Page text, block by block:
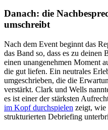
Danach: die
umschreibt
Nach dem Event beginnt das
das Band so, dass es zu
einen unangenehmen Moment
die gut liefen. Ein neutrales
umgeschrieben, die die
verstärkt. Clark und Wells
es ist einer der stärksten
im Kopf durchspielen zeigt, wie
strukturierten Debriefing